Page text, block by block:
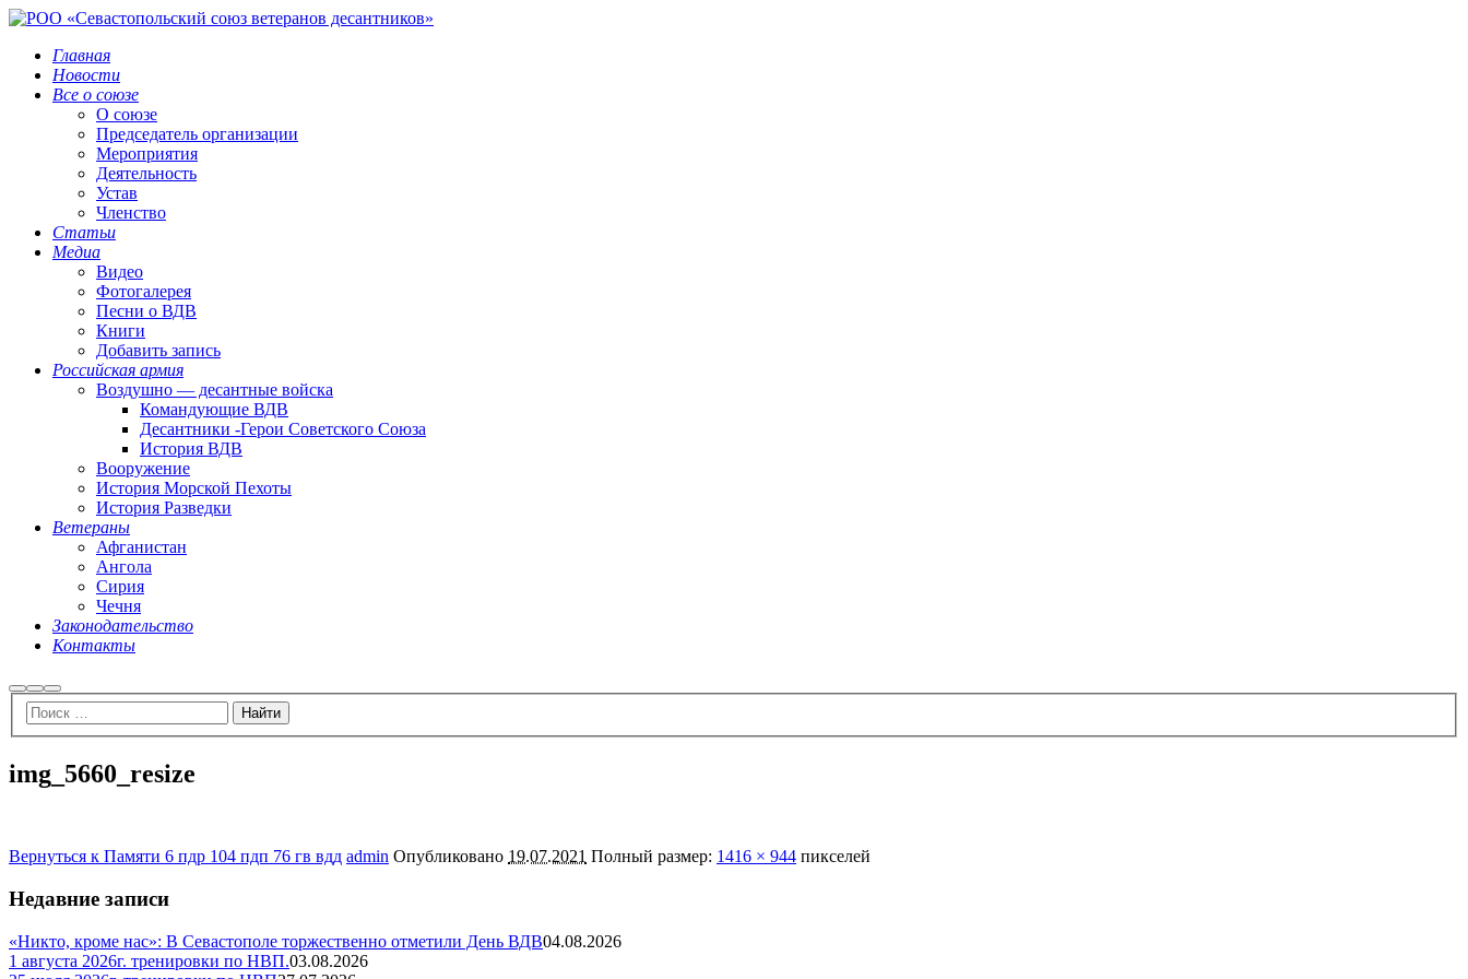
Главная
Новости
Все о союзе
О союзе
Председатель организации
Мероприятия
Деятельность
Устав
Членство
Статьи
Медиа
Видео
Фотогалерея
Песни о ВДВ
Книги
Добавить запись
Российская армия
Воздушно — десантные войска
Командующие ВДВ
Десантники -Герои Советского Союза
История ВДВ
Вооружение
История Морской Пехоты
История Разведки
Ветераны
Афганистан
Ангола
Сирия
Чечня
Законодательство
Контакты
НайтиБольше
информации
Главное
меню
img_5660_resize
Вернуться к Памяти 6 пдр 104 пдп 76 гв вдд admin Опубликовано 19.07.2021 Полный размер: 1416 × 944 пикселей
Недавние записи
«Никто, кроме нас»: В Севастополе торжественно отметили День ВДВ04.08.2026
1 августа 2026г. тренировки по НВП.03.08.2026